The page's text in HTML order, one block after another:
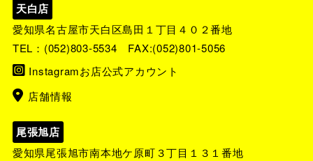
天白店
愛知県名古屋市天白区島田１丁目４０２番地
TEL： (052)803-5534 FAX:(052)801-5056
Instagramお店公式アカウント
店舗情報
尾張旭店
愛知県尾張旭市南本地ケ原町３丁目１３１番地